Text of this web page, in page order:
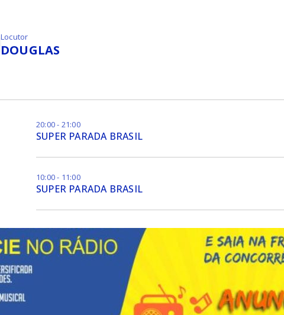
Locutor
DOUGLAS
20:00 - 21:00
SUPER PARADA BRASIL
10:00 - 11:00
SUPER PARADA BRASIL